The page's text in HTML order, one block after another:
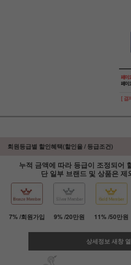
[ 결
회원등급별 할인혜택(할인율 / 등급조건)
누적 금액에 따라 등급이 조정되어
단 일부 브랜드 및 상품은 제
7% /회원가입 9% /20만원 11% /50만원
상세정보 새창